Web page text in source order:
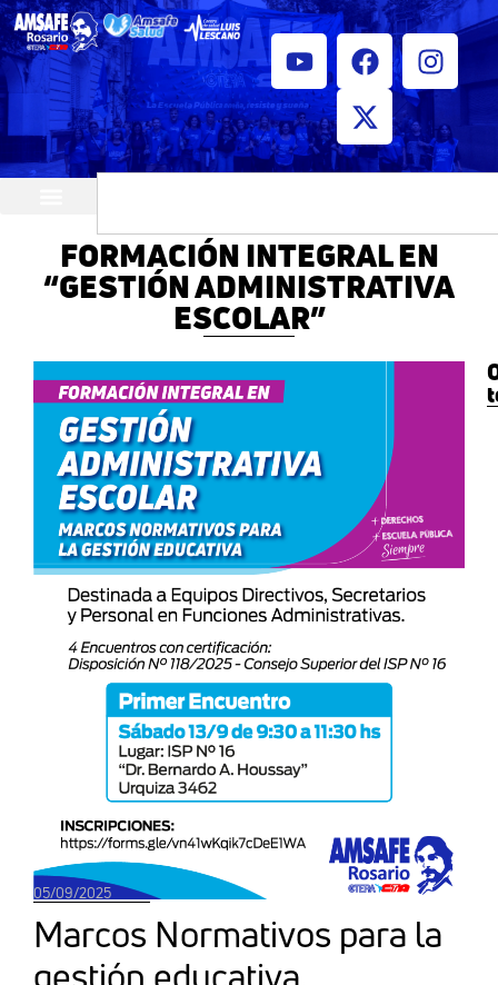
FORMACIÓN INTEGRAL EN
“GESTIÓN ADMINISTRATIVA
ESCOLAR”
05/09/2025
Marcos Normativos para la